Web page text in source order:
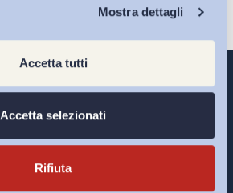
Mostra dettagli
Accetta tutti
Accetta selezionati
Rifiuta